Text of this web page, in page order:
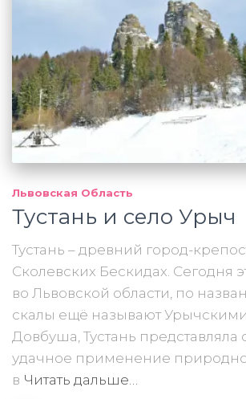
Львовская Область
Тустань и село Урыч
Тустань – древний город-
Сколевских Бескидах. Сегодня
во Львовской области, по
скалы ещё называют
Довбуша, Тустань представляла
удачное применение
в Читать дальше…